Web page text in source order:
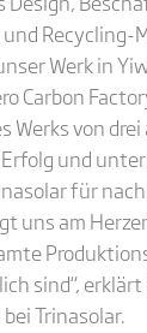
Recycling-
Werk in
Carbon
Werks von
und
für
uns am
sind“, erklärt
Trinasolar.